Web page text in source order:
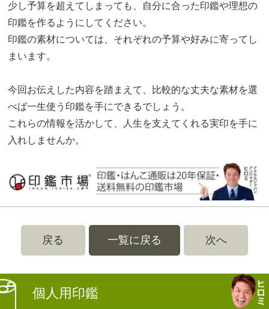
少し予算を超えてしまっても、自分に合った印鑑や理想の
印鑑を作るようにしてください。
印鑑の素材については、それぞれの予算や好みに寄ってし
まいます。
今回お伝えした内容を踏まえて、比較的な丈夫な素材を選
べば一生使う印鑑を手にできるでしょう。
これらの情報を活かして、人生を支えてくれる実印を手に
入れしませんか。
戻る 一覧に戻る 次へ
個人用印鑑